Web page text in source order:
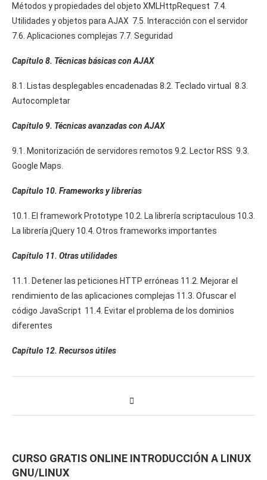
Métodos y propiedades del objeto XMLHttpRequest 7.4.
Utilidades y objetos para AJAX 7.5. Interacción con el servidor
7.6. Aplicaciones complejas 7.7. Seguridad
Capítulo 8. Técnicas básicas con AJAX
8.1. Listas desplegables encadenadas 8.2. Teclado virtual 8.3.
Autocompletar
Capítulo 9. Técnicas avanzadas con AJAX
9.1. Monitorización de servidores remotos 9.2. Lector RSS 9.3.
Google Maps.
Capítulo 10. Frameworks y librerías
10.1. El framework Prototype 10.2. La librería scriptaculous 10.3.
La librería jQuery 10.4. Otros frameworks importantes
Capítulo 11. Otras utilidades
11.1. Detener las peticiones HTTP erróneas 11.2. Mejorar el
rendimiento de las aplicaciones complejas 11.3. Ofuscar el
código JavaScript 11.4. Evitar el problema de los dominios
diferentes
Capítulo 12. Recursos útiles
CURSO GRATIS ONLINE INTRODUCCIÓN A LINUX
GNU/LINUX